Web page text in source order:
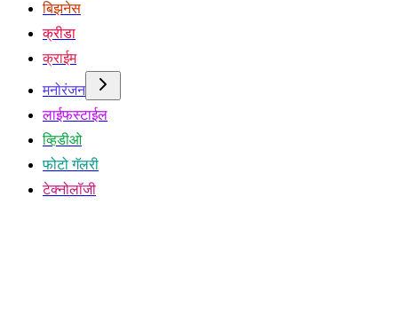
बिझनेस
क्रीडा
क्राईम
मनोरंजन
लाईफस्टाईल
व्हिडीओ
फोटो गॅलरी
टेक्नोलॉजी